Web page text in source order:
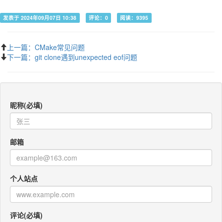
发表于 2024年09月07日 10:38 评论：0 阅读：9395
上一篇：CMake常见问题
下一篇：git clone遇到unexpected eof问题
昵称(必填)
邮箱
个人站点
评论(必填)